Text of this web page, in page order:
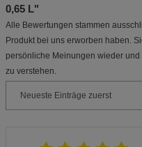
0,65 L"
Alle Bewertungen stammen
Produkt bei uns erworben haben.
persönliche Meinungen wieder
zu verstehen.